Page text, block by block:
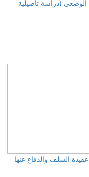
الوضعي (دراسة تأصيلية
السلف والدفاع عنها